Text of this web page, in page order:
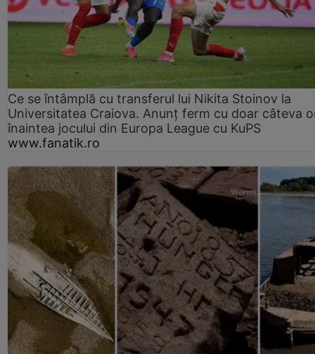
Ce se întâmplă cu transferul lui Nikita Stoinov la
Universitatea Craiova. Anunț ferm cu doar câteva
înaintea jocului din Europa League cu KuPS
www.fanatik.ro